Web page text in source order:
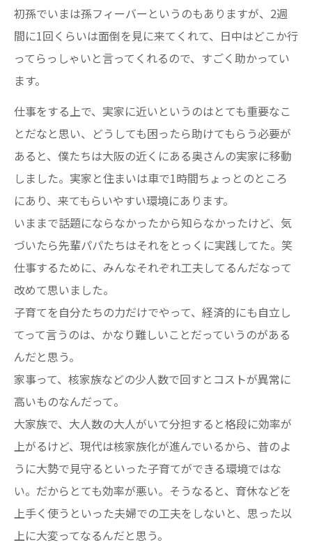
初孫でいまは孫フィーバーというのもありますが、2週
間に1回くらいは面倒を見に来てくれて、日中はどこか行
ってらっしゃいと言ってくれるので、すごく助かってい
ます。
仕事をする上で、実家に近いというのはとても重要なこ
とだなと思い、どうしても困ったら助けてもらう必要が
あると、僕たちは大阪の近くにある奥さんの実家に移動
しました。実家と住まいは車で1時間ちょっとのところ
にあり、来てもらいやすい環境にあります。
いままで話題にならなかったから知らなかったけど、気
づいたら先輩パパたちはそれをとっくに実践してた。笑
仕事するために、みんなそれぞれ工夫してるんだなって
改めて思いました。
子育てを自分たちの力だけでやって、経済的にも自立し
てって言うのは、かなり難しいことだっていうのがある
んだと思う。
家事って、核家族などの少人数で回すとコストが異常に
高いものなんだって。
大家族で、大人数の大人がいて分担すると格段に効率が
上がるけど、現代は核家族化が進んでいるから、昔のよ
うに大勢で見守るといった子育てができる環境ではな
い。だからとても効率が悪い。そうなると、育休などを
上手く使うといった夫婦での工夫をしないと、思った以
上に大変ってなるんだと思う。